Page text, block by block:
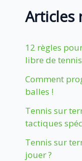
Articles
12 règles
libre de tennis
Comment
balles !
Tennis sur
tactiques
Tennis sur
jouer ?